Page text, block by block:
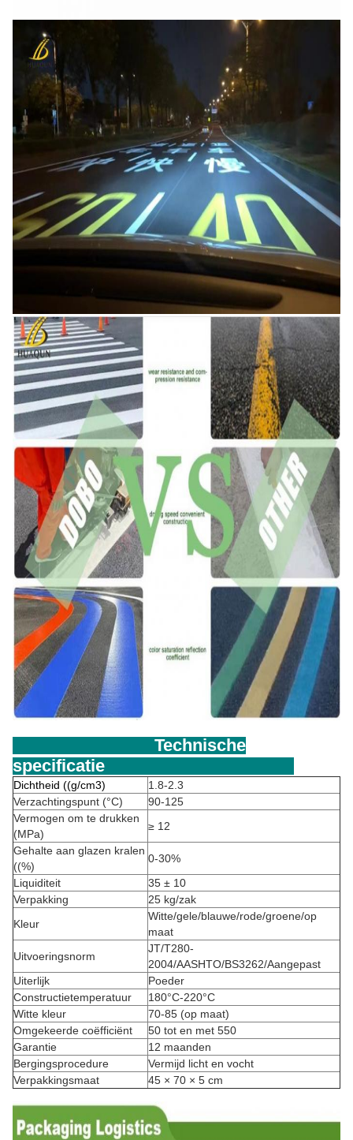
Technische
specificatie
Dichtheid ((g/cm3)
1.8-2.3
Verzachtingspunt (°C)
90-125
Vermogen om te drukken
(MPa)
≥ 12
Gehalte aan glazen kralen
((%)
0-30%
Liquiditeit
35 ± 10
Verpakking
25 kg/zak
Kleur
Witte/gele/blauwe/rode/groene/op
maat
Uitvoeringsnorm
JT/T280-
2004/AASHTO/BS3262/Aangepast
Uiterlijk
Poeder
Constructietemperatuur
180°C-220°C
Witte kleur
70-85 (op maat)
Omgekeerde coëfficiënt
50 tot en met 550
Garantie
12 maanden
Bergingsprocedure
Vermijd licht en vocht
Verpakkingsmaat
45 × 70 × 5 cm